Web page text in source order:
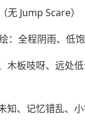
无 Jump Scare）
：全程阴雨、低
木板吱呀、远处低
知、记忆错乱、